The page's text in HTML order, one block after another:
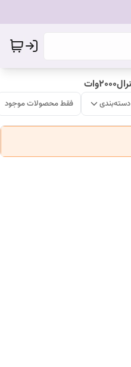
دسته‌بندی فقط محصولات موجود